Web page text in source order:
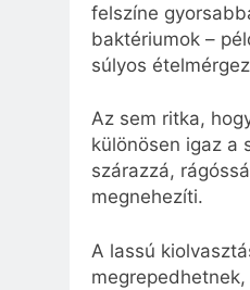
felszíne
baktériumok –
súlyos
Az sem ritka,
különösen igaz a
szárazzá,
megnehezíti.
A lassú